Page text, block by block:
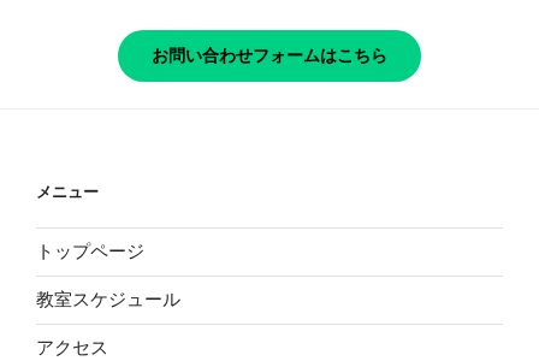
お問い合わせフォームはこちら
メニュー
トップページ
教室スケジュール
アクセス